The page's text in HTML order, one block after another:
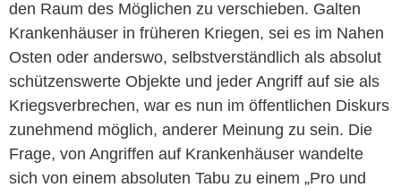
den Raum des Möglichen zu verschieben. Galten
Krankenhäuser in früheren Kriegen, sei es im Nahen
Osten oder anderswo, selbstverständlich als absolut
schützenswerte Objekte und jeder Angriff auf sie als
Kriegsverbrechen, war es nun im öffentlichen Diskurs
zunehmend möglich, anderer Meinung zu sein. Die
Frage, von Angriffen auf Krankenhäuser wandelte
sich von einem absoluten Tabu zu einem „Pro und